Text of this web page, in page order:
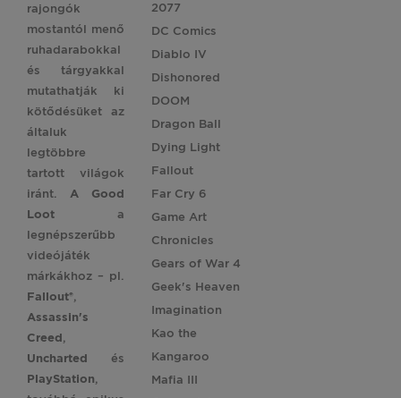
rajongók
mostantól menő
ruhadarabokkal
és tárgyakkal
mutathatják ki
kötődésüket az
általuk
legtöbbre
tartott világok
iránt.A Good
Loot a
legnépszerűbb
videójáték
márkákhoz – pl.
Fallout®,
Assassin's
Creed,
Uncharted és
PlayStation,
2077
DC Comics
Diablo IV
Dishonored
DOOM
Dragon Ball
Dying Light
Fallout
Far Cry 6
Game Art
Chronicles
Gears of War 4
Geek's Heaven
Imagination
Kao the
Kangaroo
Mafia III